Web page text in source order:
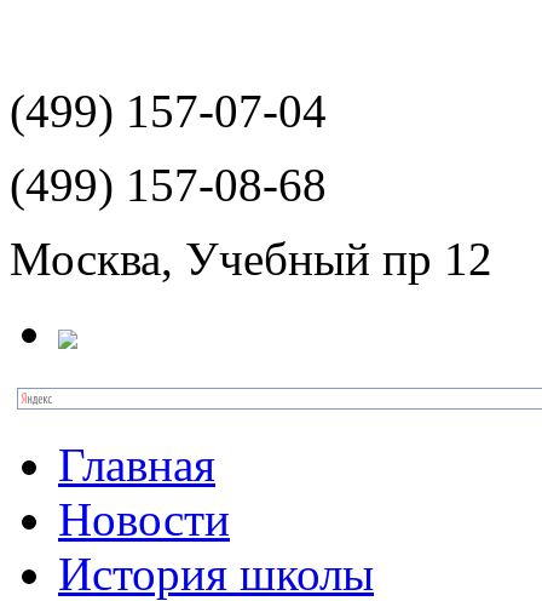
(499) 157-07-04
(499) 157-08-68
Москва, Учебный пр 12
Главная
Новости
История школы